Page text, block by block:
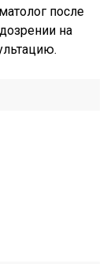
после
на